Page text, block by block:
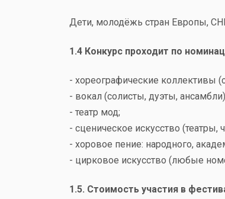
Дети, молодёжь стран Европы,
1.4 Конкурс проходит по
- хореографические коллективы
- вокал (солисты, дуэты,
- театр мод;
- сценическое искусство (театры,
- хоровое пение: народного,
- цирковое искусство (любые
1.5. Стоимость участия в